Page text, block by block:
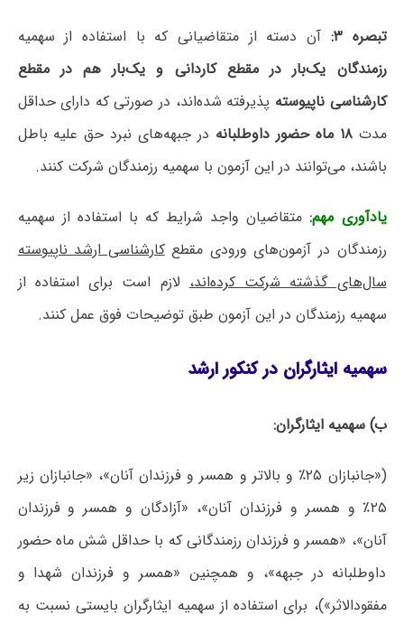
تبصره ۳:
آن دسته از متقاضیانی که با استفاده از سهمیه
رزمندگان یک‌بار در مقطع کاردانی و یک‌بار هم در مقطع
کارشناسی ناپیوسته پذیرفته شده‌اند، در صورتی که دارای حداقل
مدت ۱۸ ماه حضور داوطلبانه در جبهه‌های نبرد حق علیه باطل
باشند، می‌توانند در این آزمون با سهمیه رزمندگان شرکت کنند.
یادآوری مهم:متقاضیان واجد شرایط که با استفاده از سهمیه
رزمندگان در آزمون‌های ورودی مقطعکارشناسی ارشد ناپیوسته
سال‌های گذشته شرکت کرده‌اند،لازم است برای استفاده از
سهمیه رزمندگان در این آزمون طبق توضیحات فوق عمل کنند.
سهمیه ایثارگران در کنکور ارشد
ب) سهمیه ایثارگران:
(«جانبازان ۲۵٪ و بالاتر و همسر و فرزندان آنان»، «جانبازان زیر
۲۵٪ و همسر و فرزندان آنان»، «آزادگان و همسر و فرزندان
آنان»، «همسر و فرزندان رزمندگانی که با حداقل شش ماه حضور
داوطلبانه در جبهه»، و همچنین «همسر و فرزندان شهدا و
مفقودالاثر»)، برای استفاده از سهمیه ایثارگران بایستی نسبت به